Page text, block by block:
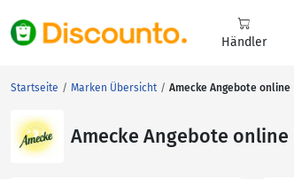
Händler
Startseite Marken Übersicht Amecke Angebote online
Amecke Angebote online